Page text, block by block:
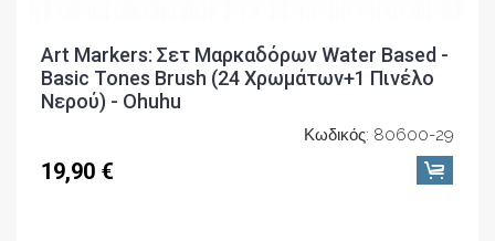
Art Markers: Σετ Μαρκαδόρων Water Based -
Basic Tones Brush (24 Χρωμάτων+1 Πινέλο
Νερού) - Ohuhu
Κωδικός: 80600-29
19,90 €